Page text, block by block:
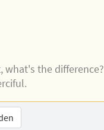
what's the difference?